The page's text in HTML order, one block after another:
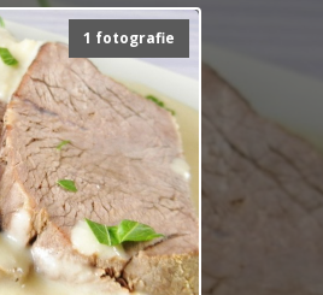
1 fotografie